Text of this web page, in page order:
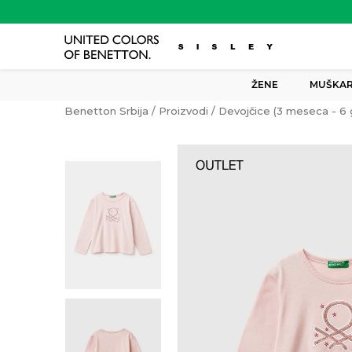
ŽENE
Benetton Srbija Proizvodi Devojčice (3 meseca - 6